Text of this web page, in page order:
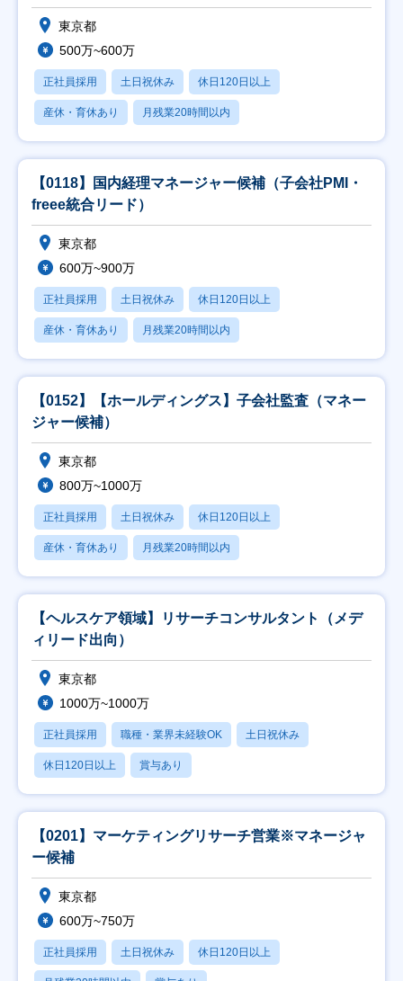
東京都
500万~600万
正社員採用 土日祝休み 休日120日以上
産休・育休あり 月残業20時間以内
【0118】国内経理マネージャー候補（子会社PMI・
freee統合リード）
東京都
600万~900万
正社員採用 土日祝休み 休日120日以上
産休・育休あり 月残業20時間以内
【0152】【ホールディングス】子会社監査（マネー
ジャー候補）
東京都
800万~1000万
正社員採用 土日祝休み 休日120日以上
産休・育休あり 月残業20時間以内
【ヘルスケア領域】リサーチコンサルタント（メデ
ィリード出向）
東京都
1000万~1000万
正社員採用 職種・業界未経験OK 土日祝休み
休日120日以上 賞与あり
【0201】マーケティングリサーチ営業※マネージャ
ー候補
東京都
600万~750万
正社員採用 土日祝休み 休日120日以上